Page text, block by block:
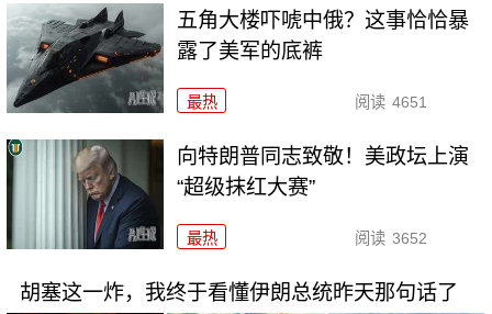
五角大楼吓唬中俄？这事恰恰暴
露了美军的底裤
最热 阅读 4651
向特朗普同志致敬！美政坛上演
“超级抹红大赛”
最热 阅读 3652
胡塞这一炸，我终于看懂伊朗总统昨天那句话了